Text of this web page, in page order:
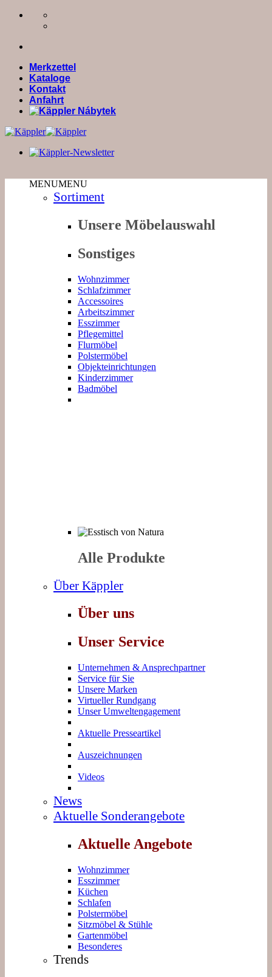
Zum
Merkzettel
Kataloge
Kontakt
Anfahrt
MENUMENU
Sortiment
Unsere Möbelauswahl
Sonstiges
Wohnzimmer
Schlafzimmer
Accessoires
Arbeitszimmer
Esszimmer
Pflegemittel
Flurmöbel
Polstermöbel
Objekteinrichtungen
Kinderzimmer
Badmöbel
Alle Produkte
Über Käppler
Über uns
Unser Service
Unternehmen & Ansprechpartner
Service für Sie
Unsere Marken
Virtueller Rundgang
Unser Umweltengagement
Aktuelle Presseartikel
Auszeichnungen
Videos
News
Aktuelle Sonderangebote
Aktuelle Angebote
Wohnzimmer
Esszimmer
Küchen
Schlafen
Polstermöbel
Sitzmöbel & Stühle
Gartenmöbel
Besonderes
Trends